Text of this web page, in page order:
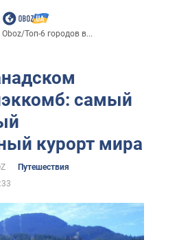
/Топ-6 городов в...
самый
курорт мира
Путешествия